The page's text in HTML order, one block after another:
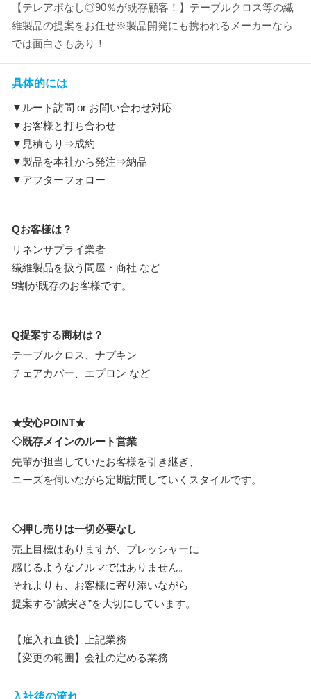
【テレアポなし◎90％が既存顧客！】テーブルクロス等の繊
維製品の提案をお任せ※製品開発にも携われるメーカーなら
では面白さもあり！
具体的には
▼ルート訪問 or お問い合わせ対応
▼お客様と打ち合わせ
▼見積もり⇒成約
▼製品を本社から発注⇒納品
▼アフターフォロー
Qお客様は？
リネンサプライ業者
繊維製品を扱う問屋・商社 など
9割が既存のお客様です。
Q提案する商材は？
テーブルクロス、ナプキン
チェアカバー、エプロン など
★安心POINT★
◇既存メインのルート営業
先輩が担当していたお客様を引き継ぎ、
ニーズを伺いながら定期訪問していくスタイルです。
◇押し売りは一切必要なし
売上目標はありますが、プレッシャーに
感じるようなノルマではありません。
それよりも、お客様に寄り添いながら
提案する“誠実さ”を大切にしています。
【雇入れ直後】上記業務
【変更の範囲】会社の定める業務
入社後の流れ